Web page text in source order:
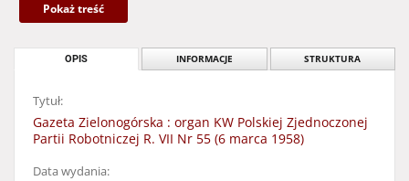
Pokaż treść
OPIS INFORMACJE STRUKTURA
Tytuł:
Gazeta Zielonogórska : organ KW Polskiej Zjednoczonej
Partii Robotniczej R. VII Nr 55 (6 marca 1958)
Data wydania: